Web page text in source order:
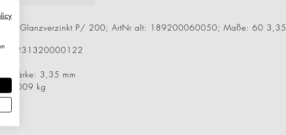
Glanzverzinkt P/ 200; ArtNr alt: 189200060050; Maße: 60 3,35
1231320000122
/ Stärke: 3,35 mm
0,009 kg